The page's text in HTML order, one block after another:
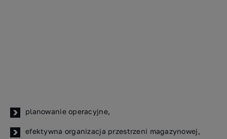
planowanie operacyjne,
efektywna organizacja przestrzeni magazynowej,